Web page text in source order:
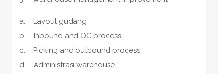
a. Layout gudang
b. Inbound and QC process
c. Picking and outbound process
d. Administrasi warehouse